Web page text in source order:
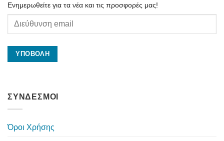
Ενημερωθείτε για τα νέα και τις προσφορές μας!
ΣΥΝΔΕΣΜΟΙ
Όροι Χρήσης